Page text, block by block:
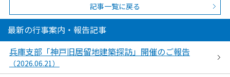
記事一覧に戻る
最新の行事案内・報告記事
兵庫支部「神戸旧居留地建築探訪」開催のご報告
（2026.06.21）